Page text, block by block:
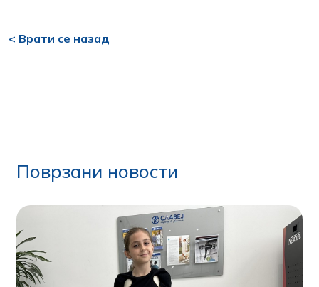
< Врати се назад
Поврзани новости